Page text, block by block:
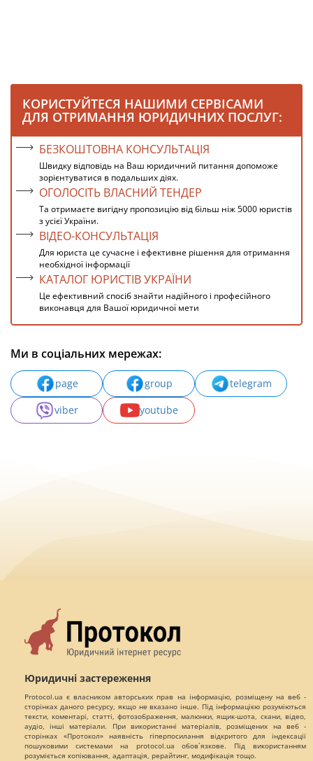
КОРИСТУЙТЕСЯ НАШИМИ СЕРВІСАМИ
ДЛЯ ОТРИМАННЯ ЮРИДИЧНИХ ПОСЛУГ:
БЕЗКОШТОВНА КОНСУЛЬТАЦІЯ
Швидку відповідь на Ваш юридичний питання допоможе
зорієнтуватися в подальших діях.
ОГОЛОСІТЬ ВЛАСНИЙ ТЕНДЕР
Та отримаєте вигідну пропозицію від більш ніж 5000 юристів
з усієї України.
ВІДЕО-КОНСУЛЬТАЦІЯ
Для юриста це сучасне і ефективне рішення для отримання
необхідної інформації
КАТАЛОГ ЮРИСТІВ УКРАЇНИ
Це ефективний спосіб знайти надійного і професійного
виконавця для Вашої юридичної мети
Ми в соціальних мережах:
page group
telegram
viber
youtube
Юридичні застереження
Protocol.ua є власником авторських прав на інформацію, розміщену на веб -
сторінках даного ресурсу, якщо не вказано інше. Під інформацією розуміються
тексти, коментарі, статті, фотозображення, малюнки, ящик-шота, скани, відео,
аудіо, інші матеріали. При використанні матеріалів, розміщених на веб -
сторінках «Протокол» наявність гіперпосилання відкритого для індексації
пошуковими системами на protocol.ua обов`язкове. Під використанням
розуміється копіювання, адаптація, рерайтинг, модифікація тощо.